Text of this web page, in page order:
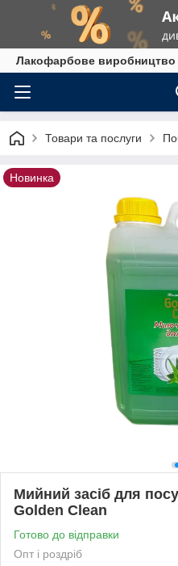
Лакофарбове
Товари та послуги
Новинка
Мийний засіб для
Golden Clean
Готово до відправки
Опт і роздріб